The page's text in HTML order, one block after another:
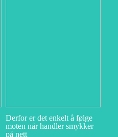
Derfor er det enkelt å følge
moten når handler smykker
på nett